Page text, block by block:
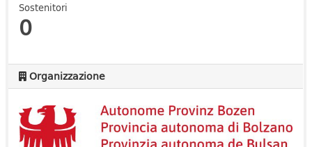
Sostenitori
0
Organizzazione